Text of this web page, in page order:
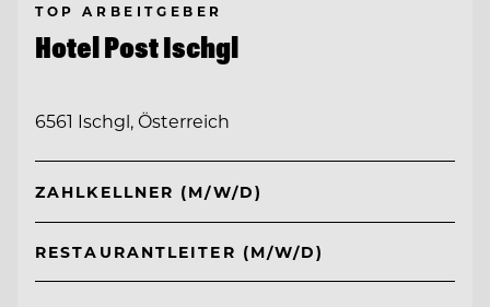
TOP ARBEITGEBER
Hotel Post Ischgl
6561 Ischgl, Österreich
ZAHLKELLNER (M/W/D)
RESTAURANTLEITER (M/W/D)